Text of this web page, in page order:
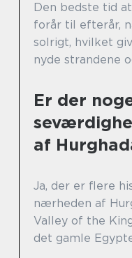
Den bedste tid
forår til efterår,
solrigt, hvilket
nyde strandene
Er der
af
Ja, der er flere
nærheden af
Valley of the
det gamle